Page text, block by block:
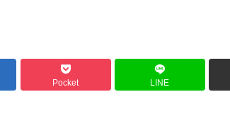
Pocket LINE